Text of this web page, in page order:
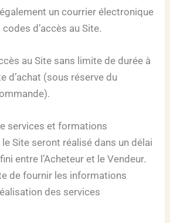
un courrier électronique
d’accès au Site.
au Site sans limite de durée à
d’achat (sous réserve du
services et formations
Site seront réalisé dans un délai
entre l’Acheteur et le Vendeur.
de fournir les informations
des services